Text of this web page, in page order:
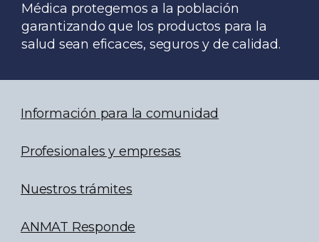
Médica protegemos a la población
garantizando que los productos para la
salud sean eficaces, seguros y de calidad.
Información para la comunidad
Profesionales y empresas
Nuestros trámites
ANMAT Responde